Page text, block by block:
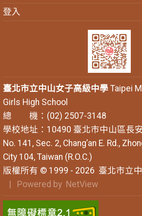
登入
臺北市立中山女子高級中學Taipei
Girls High School
總 機：(02) 2507-3148
學校地址：10490 臺北市中山區長
No. 141, Sec. 2, Chang’an E. Rd.,
City 104, Taiwan (R.O.C.)
版權所有 © 1999 - 2026 臺北市立
| Powered by NetView